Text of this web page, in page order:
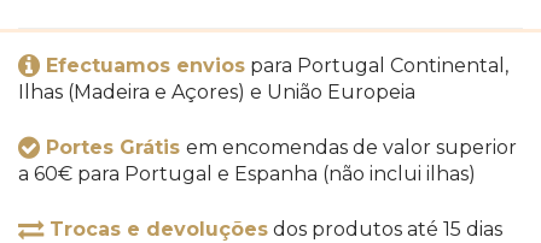
Efectuamos envios para Portugal Continental,
Ilhas (Madeira e Açores) e União Europeia
Portes Grátis em encomendas de valor superior
a 60€ para Portugal e Espanha (não inclui ilhas)
Trocas e devoluções dos produtos até 15 dias